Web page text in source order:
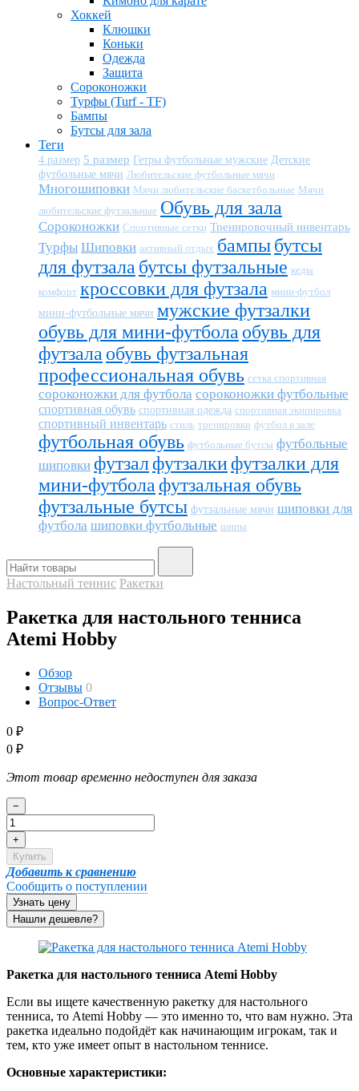
Хоккей
Клюшки
Коньки
Одежда
Защита
Сороконожки
Турфы (Turf - TF)
Бампы
Бутсы для зала
Теги
4 размер 5 размер Гетры футбольные мужские Детские
футбольные мячи Любительские футбольные мячи
Многошиповки Мячи любительские баскетбольные Мячи
любительские футзальные Обувь для зала
Сороконожки Спортивные сетки Тренировочный инвентарь
Турфы Шиповки активный отдых бампыбутсы
для футзала бутсы футзальные кеды
комфорт кроссовки для футзала мини-футбол
мини-футбольные мячи мужские футзалки
обувь для мини-футбола обувь для
футзала обувь футзальная
профессиональная обувь сетка спортивная
сороконожки для футбола сороконожки футбольные
спортивная обувь спортивная одежда спортивная экипировка
спортивный инвентарь стиль тренировки футбол в зале
футбольная обувь футбольные бутсы футбольные
шиповки футзалфутзалкифутзалки для
мини-футбола футзальная обувь
футзальные бутсы футзальные мячи шиповки для
футбола шиповки футбольные шипы
Настольный теннис Ракетки
Ракетка для настольного тенниса
Atemi Hobby
Обзор
Отзывы 0
Вопрос-Ответ
0 ₽
0 ₽
Этот товар временно недоступен для заказа
−
+
Купить
Добавить к сравнению
Сообщить о поступлении
Узнать цену
Ракетка для настольного тенниса Atemi Hobby
Если вы ищете качественную ракетку для настольного
тенниса, то Atemi Hobby — это именно то, что вам нужно. Эта
ракетка идеально подойдёт как начинающим игрокам, так и
тем, кто уже имеет опыт в настольном теннисе.
Основные характеристики: